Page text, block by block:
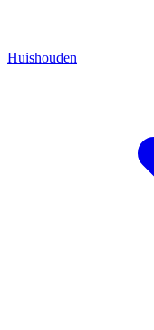
Huishouden